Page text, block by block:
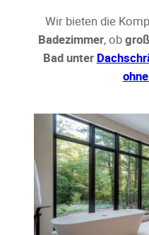
Wir bieten die
Badezimmer, obgroß
Bad unter